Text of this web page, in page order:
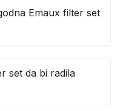
Emaux filter set
set da bi radila